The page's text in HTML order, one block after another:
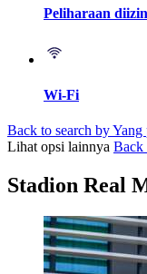
Peliharaan
Wi-Fi
Back to search by
Lihat opsi lainnya Back
Stadion Real